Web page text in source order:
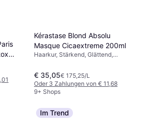
Haarkur, Entwirrend, Hitzeschutz,
Stärkend, Anti-Frizz,
Weichmachend, Ohne Ausspülen,
Glanz, Glättend, Reparierend,
Farbbewahrend, Duft, Volumen
verleihend
€ 8,72€ 58,13/L
9+ Shops
Kérastase Blond Absolu
Masque Cicaextreme 200ml
Haarkur, Stärkend, Glättend,
Frizz, Feuchtigkeitsspendend,
Beruhigend, Regenerierend,
Antioxidantien
€ 35,05€ 175,25/L
Oder 3 Zahlungen von € 11,68
9+ Shops
Im Trend